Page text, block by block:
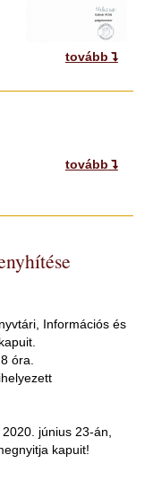
tovább
tovább
Információs és
óra.
június 23-án,
kapuit!